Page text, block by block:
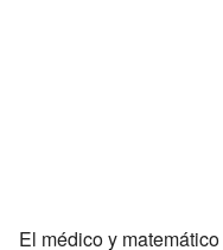
El médico y matemático